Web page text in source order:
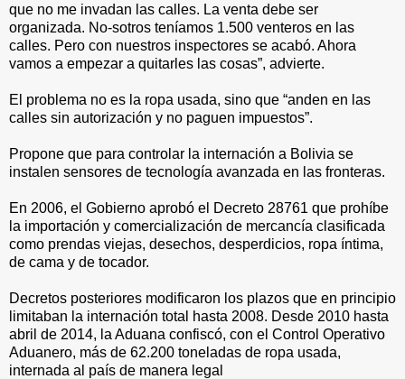
que no me invadan las calles. La venta debe ser
organizada. No-sotros teníamos 1.500 venteros en las
calles. Pero con nuestros inspectores se acabó. Ahora
vamos a empezar a quitarles las cosas”, advierte.
El problema no es la ropa usada, sino que “anden en las
calles sin autorización y no paguen impuestos”.
Propone que para controlar la internación a Bolivia se
instalen sensores de tecnología avanzada en las fronteras.
En 2006, el Gobierno aprobó el Decreto 28761 que prohíbe
la importación y comercialización de mercancía clasificada
como prendas viejas, desechos, desperdicios, ropa íntima,
de cama y de tocador.
Decretos posteriores modificaron los plazos que en principio
limitaban la internación total hasta 2008. Desde 2010 hasta
abril de 2014, la Aduana confiscó, con el Control Operativo
Aduanero, más de 62.200 toneladas de ropa usada,
internada al país de manera legal